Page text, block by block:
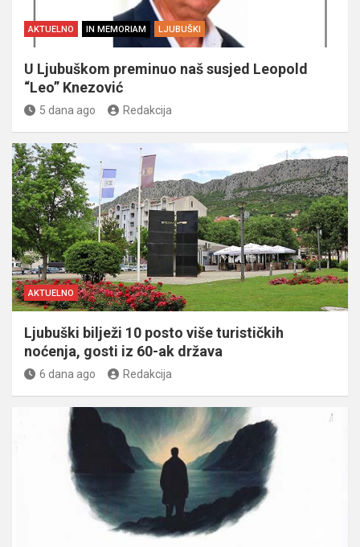
AKTUELNO IN MEMORIAM LJUBUŠKI
U Ljubuškom preminuo naš susjed Leopold
“Leo” Knezović
5 dana ago Redakcija
AKTUELNO
Ljubuški bilježi 10 posto više turističkih
noćenja, gosti iz 60-ak država
6 dana ago Redakcija